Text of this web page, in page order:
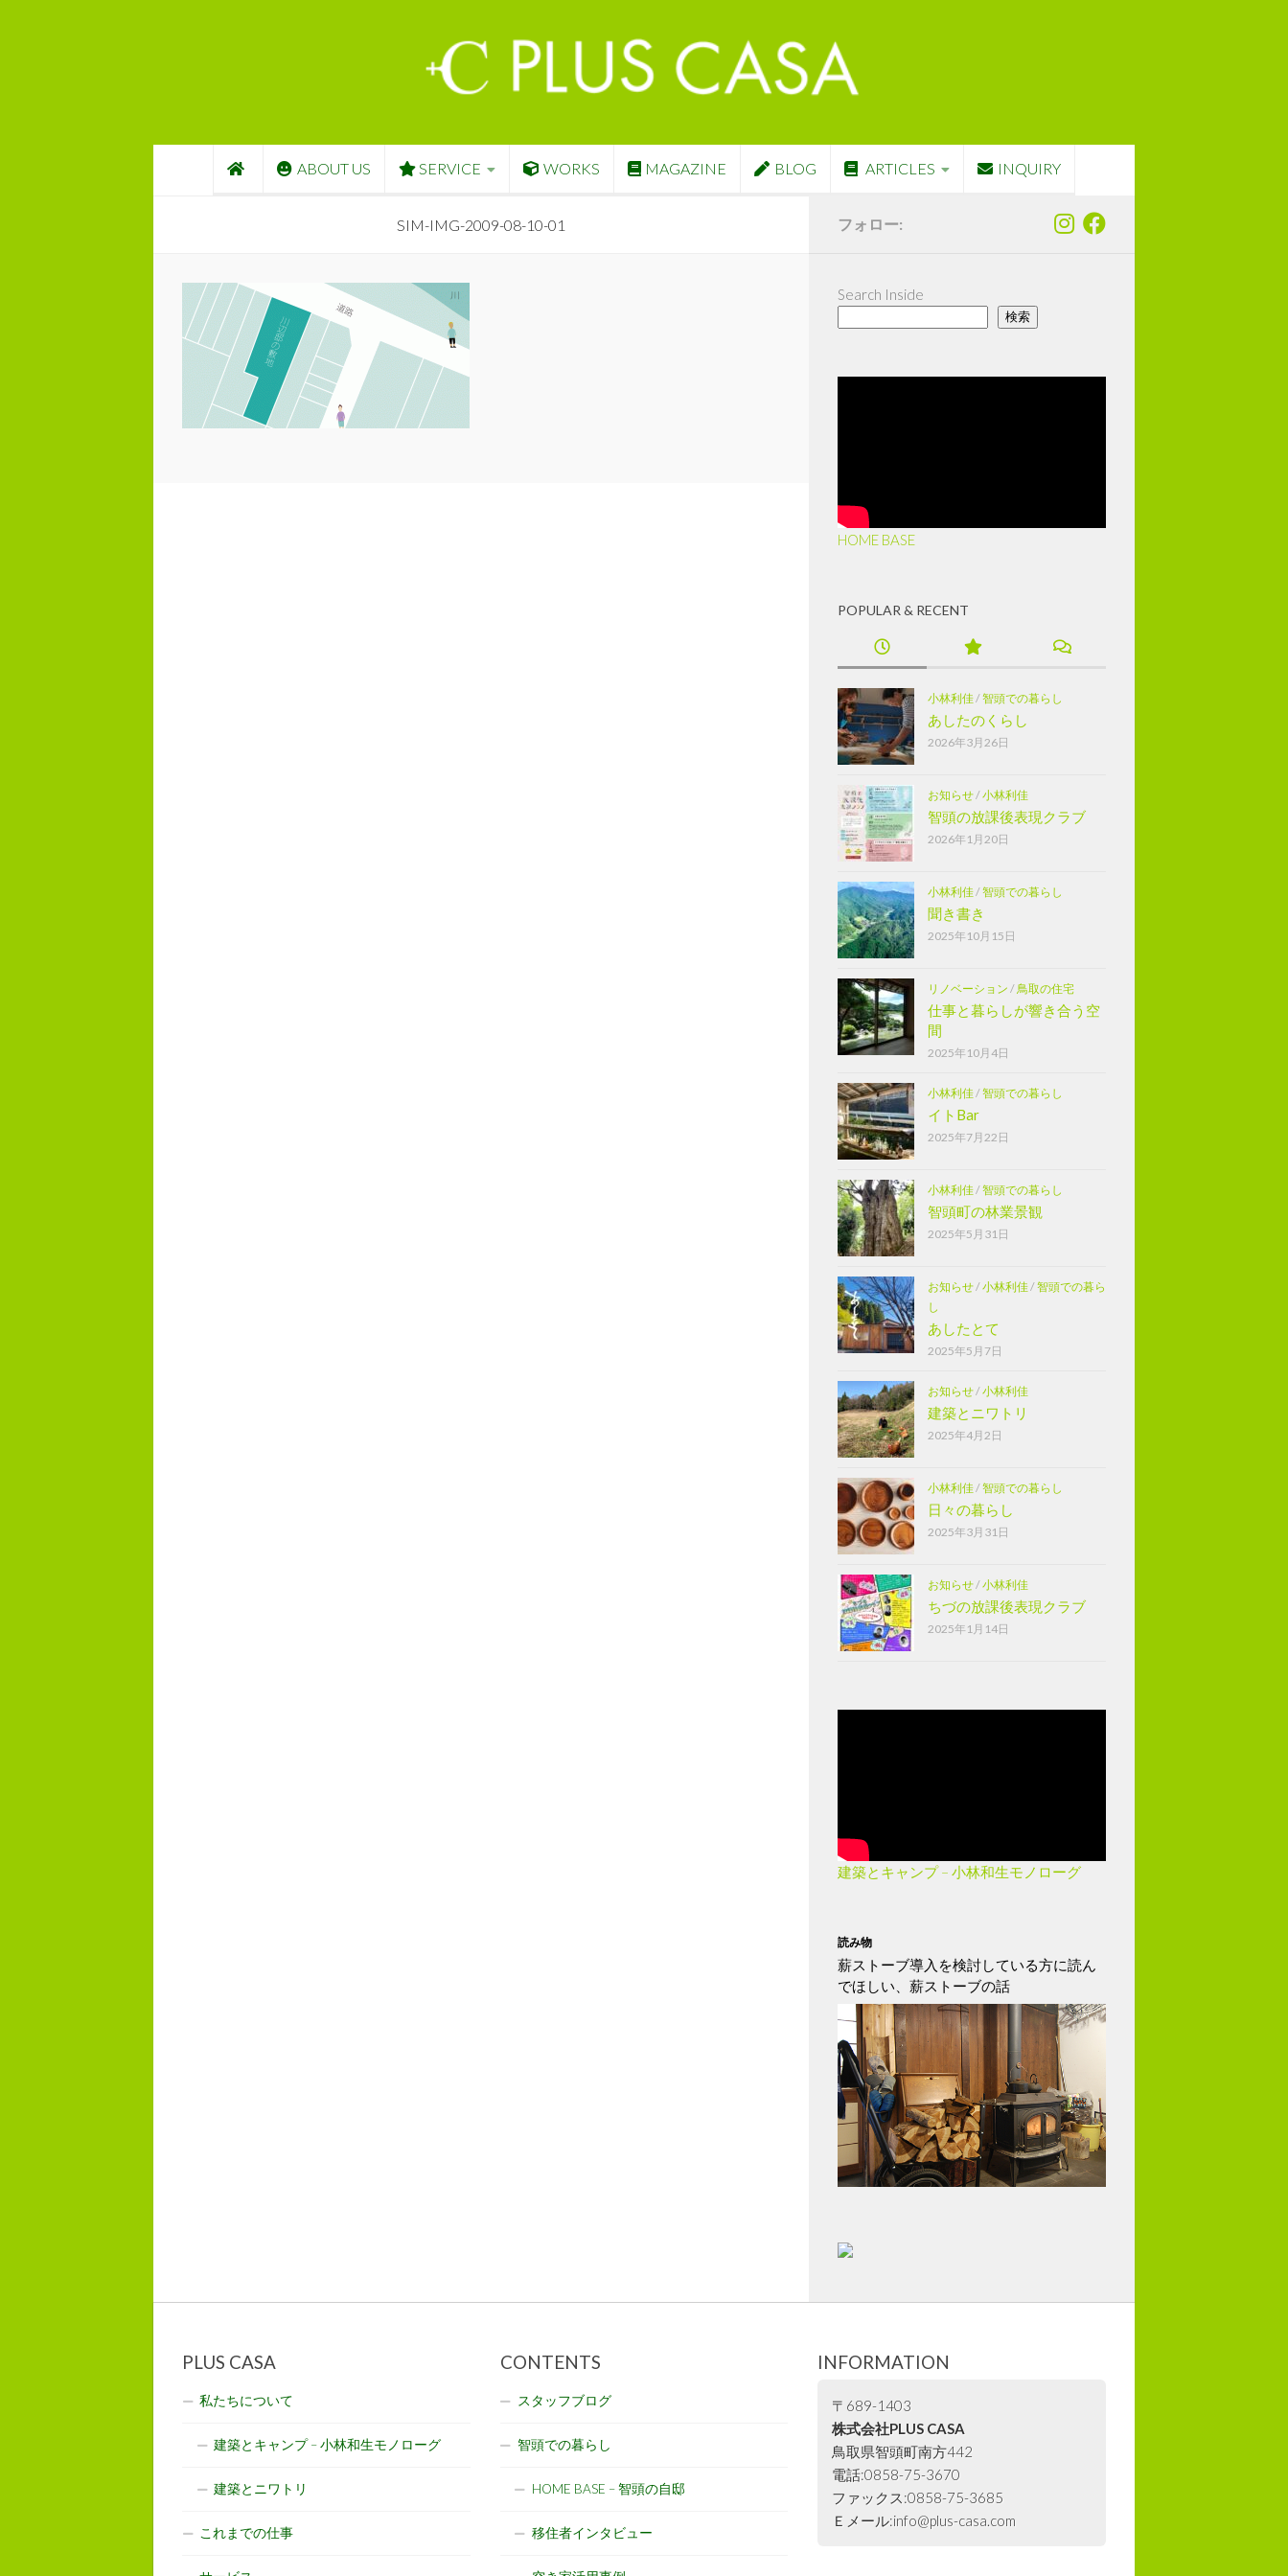
ABOUT US SERVICE WORKS MAGAZINE BLOG ARTICLES INQUIRY
SIM-IMG-2009-08-10-01 フォロー:
Search Inside
検索
HOME BASE
POPULAR & RECENT
小林利佳/智頭での暮らし
あしたのくらし
2026年3月26日
お知らせ/小林利佳
智頭の放課後表現クラブ
2026年1月20日
小林利佳/智頭での暮らし
聞き書き
2025年10月15日
リノベーション / 鳥取の住宅
仕事と暮らしが響き合う空
間
2025年10月4日
小林利佳/智頭での暮らし
イトBar
2025年7月22日
小林利佳/智頭での暮らし
智頭町の林業景観
2025年5月31日
お知らせ/小林利佳/智頭での暮ら
し
あしたとて
2025年5月7日
お知らせ/小林利佳
建築とニワトリ
2025年4月2日
小林利佳/智頭での暮らし
日々の暮らし
2025年3月31日
お知らせ/小林利佳
ちづの放課後表現クラブ
2025年1月14日
建築とキャンプ – 小林和生モノローグ
読み物
薪ストーブ導入を検討している方に読ん
でほしい、薪ストーブの話
PLUS CASA
私たちについて
建築とキャンプ – 小林和生モノローグ
建築とニワトリ
これまでの仕事
CONTENTS
スタッフブログ
智頭での暮らし
HOME BASE – 智頭の自邸
移住者インタビュー
INFORMATION
〒689-1403
株式会社PLUS CASA
鳥取県智頭町南方442
電話:0858-75-3670
ファックス:0858-75-3685
Ｅメール:info@plus-casa.com